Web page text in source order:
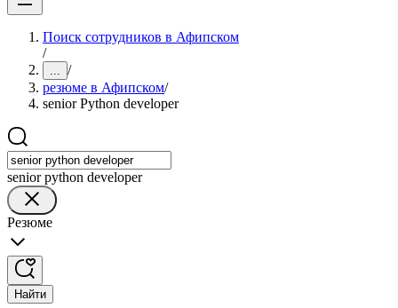
Поиск сотрудников в Афипском
/
... /
резюме в Афипском/
senior Python developer
senior python developer
Резюме
Найти